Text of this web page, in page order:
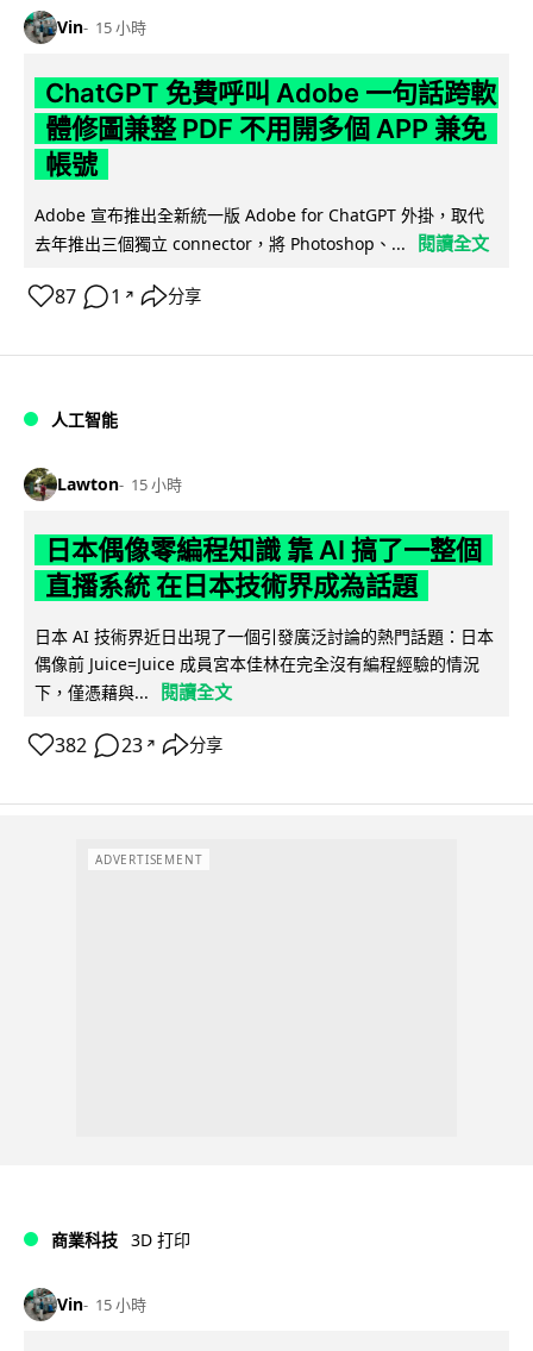
Vin 15 小時
ChatGPT 免費呼叫 Adobe 一句話跨軟
體修圖兼整 PDF 不用開多個 APP 兼免
帳號
Adobe 宣布推出全新統一版 Adobe for ChatGPT 外掛，取代
去年推出三個獨立 connector，將 Photoshop、...
閱讀全文
87 1 ↗ 分享
人工智能
Lawton 15 小時
日本偶像零編程知識 靠 AI 搞了一整個
直播系統 在日本技術界成為話題
日本 AI 技術界近日出現了一個引發廣泛討論的熱門話題：日本
偶像前 Juice=Juice 成員宮本佳林在完全沒有編程經驗的情況
下，僅憑藉與...
閱讀全文
382 23 ↗ 分享
ADVERTISEMENT
商業科技 3D 打印
Vin 15 小時